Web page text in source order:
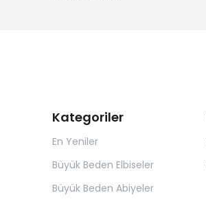
Kategoriler
En Yeniler
Büyük Beden Elbiseler
Büyük Beden Abiyeler